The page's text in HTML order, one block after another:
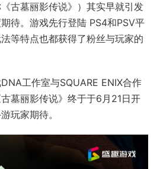
古墓丽影传说》）其实早就引发
待。游戏先行登陆 PS4和PSV平
等特点也都获得了粉丝与玩家的
工作室与SQUARE ENIX合作
墓丽影传说》终于于6月21日开
玩家期待。